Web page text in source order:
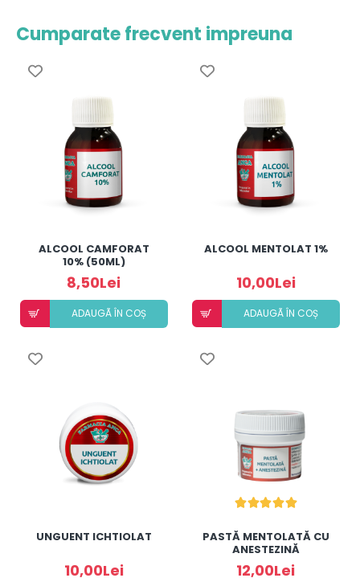
Cumparate frecvent impreuna
ALCOOL CAMFORAT
10% (50ML)
8,50Lei
ADAUGÃ ÎN COȘ
ALCOOL MENTOLAT 1%
10,00Lei
ADAUGÃ ÎN COȘ
UNGUENT ICHTIOLAT
10,00Lei
PASTĂ MENTOLATĂ CU
ANESTEZINĂ
12,00Lei